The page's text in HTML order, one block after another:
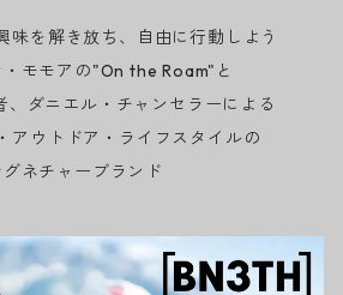
味を解き放ち、自由に行動しよう
・モモアの"On the Roam"と
、ダニエル・チャンセラーによる
アウトドア・ライフスタイルの
グネチャーブランド